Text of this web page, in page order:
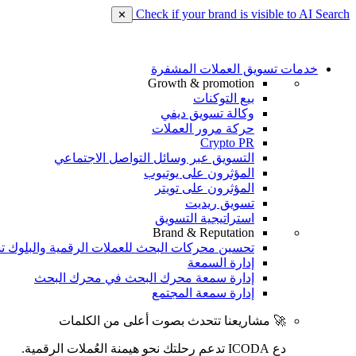
Check if your brand is visible to AI Search
✕
خدمات تسويق العملات المشفرة
Growth & promotion
بيع التوكنات
وكالة تسويق ديفي
حركة مرور العملات
Crypto PR
التسويق عبر وسائل التواصل الاجتماعي
المؤثرون على يوتيوب
المؤثرون على تويتر
تسويق ريديت
استراتيجية التسويق
Brand & Reputation
تحسين محركات البحث للعملات الرقمية والبلوك
إدارة السمعة
إدارة سمعة محرك البحث في محرك البحث
إدارة سمعة المجتمع
🚀 مشاريعنا تتحدث بصوت أعلى من الكلمات
دع ICODA تدعم رحلتك نحو هيمنة العُملات الرقمية.